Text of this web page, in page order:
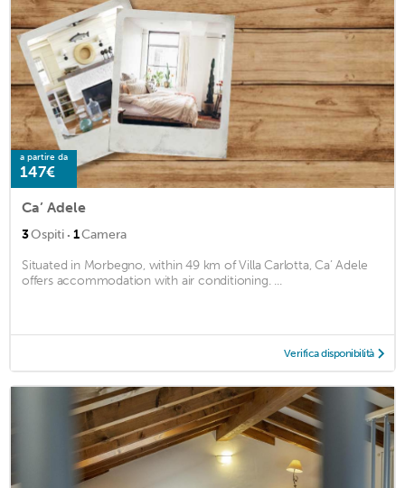
a partire da
147€
Ca’ Adele
3Ospiti · 1Camera
Situated in Morbegno, within 49 km of Villa Carlotta, Ca’ Adele
offers accommodation with air conditioning. ...
Verifica disponibilità